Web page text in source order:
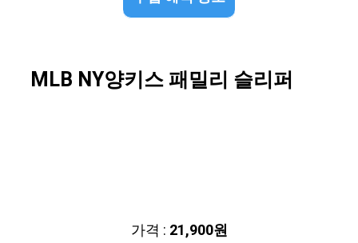
MLB NY양키스 패밀리 슬리퍼
가격 : 21,900원